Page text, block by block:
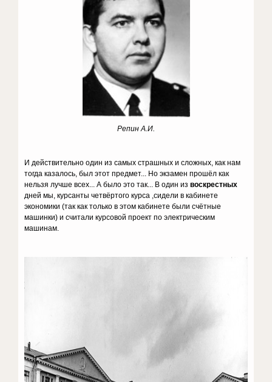
Репин А.И.
И действительно один из самых страшных и сложных, как нам
тогда казалось, был этот предмет... Но экзамен прошёл как
нельзя лучше всех... А было это так... В один извоскрестных
дней мы, курсанты четвёртого курса ,сидели в кабинете
экономики (так как только в этом кабинете были счётные
машинки) и считали курсовой проект по электрическим
машинам.